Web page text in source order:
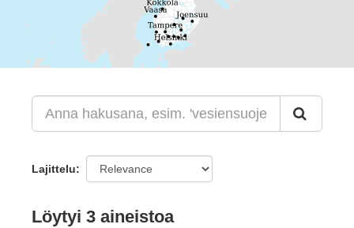
Lajittelu
Löytyi 3 aineistoa